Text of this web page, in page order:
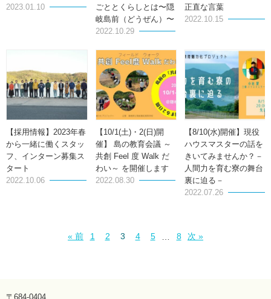
2023.01.10
ごととくらしとは〜隠
岐島前（どうぜん）〜
2022.10.29
正直な言葉
2022.10.15
【採用情報】2023年春
から一緒に働くスタッ
フ、インターン募集ス
タート
2022.10.06
【10/1(土)・2(日)開
催】 島の教育会議 ～
共創 Feel 度 Walk だ
わい～ を開催します
2022.08.30
【8/10(水)開催】現役
ハウスマスターの話を
きいてみませんか？－
人間力を育む寮の舞台
裏に迫る－
2022.07.26
« 前 の1 2 3 4 5 8 次 の
»
〒684-0404